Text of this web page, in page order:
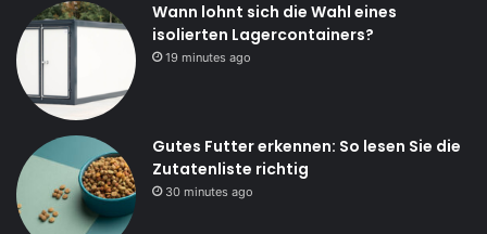
Wann lohnt sich die Wahl eines
isolierten Lagercontainers?
19 minutes ago
Gutes Futter erkennen: So lesen Sie die
Zutatenliste richtig
30 minutes ago